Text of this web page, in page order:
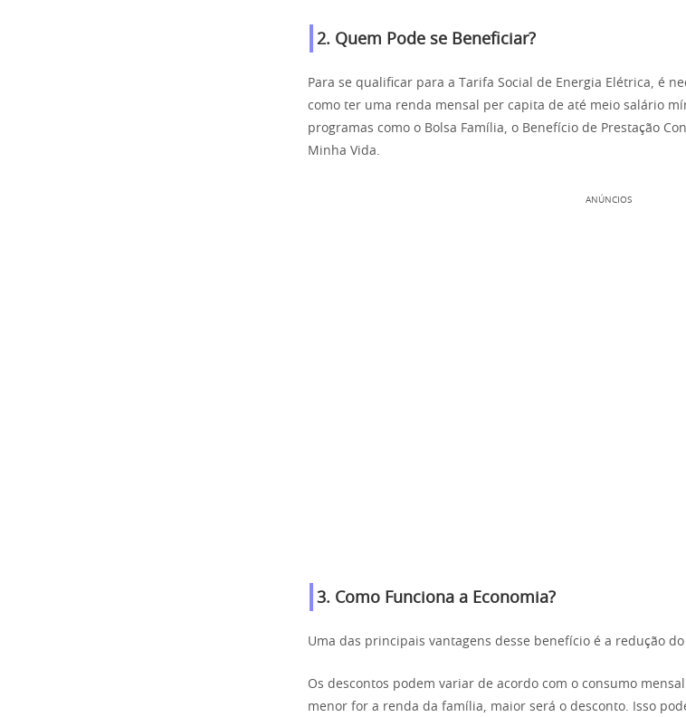
2. Quem Pode se Beneficiar?
Para se qualificar para a Tarifa Social de Energia Elétrica, é
como ter uma renda mensal per capita de até meio salário
programas como o Bolsa Família, o Benefício de Prestação
Minha Vida.
ANÚNCIOS
3. Como Funciona a Economia?
Uma das principais vantagens desse benefício é a redução
Os descontos podem variar de acordo com o consumo
menor for a renda da família, maior será o desconto. Isso